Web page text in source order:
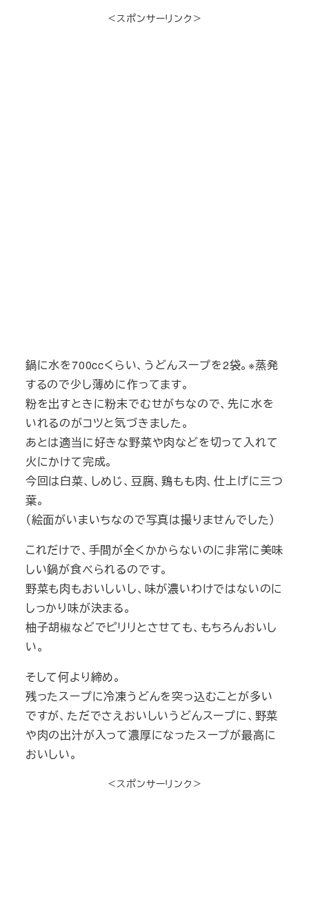
＜スポンサーリンク＞
鍋に水を700ccくらい、うどんスープを2袋。※蒸発
するので少し薄めに作ってます。
粉を出すときに粉末でむせがちなので、先に水を
いれるのがコツと気づきました。
あとは適当に好きな野菜や肉などを切って入れて
火にかけて完成。
今回は白菜、しめじ、豆腐、鶏もも肉、仕上げに三つ
葉。
（絵面がいまいちなので写真は撮りませんでした）
これだけで、手間が全くかからないのに非常に美味
しい鍋が食べられるのです。
野菜も肉もおいしいし、味が濃いわけではないのに
しっかり味が決まる。
柚子胡椒などでピリリとさせても、もちろんおいし
い。
そして何より締め。
残ったスープに冷凍うどんを突っ込むことが多い
ですが、ただでさえおいしいうどんスープに、野菜
や肉の出汁が入って濃厚になったスープが最高に
おいしい。
＜スポンサーリンク＞